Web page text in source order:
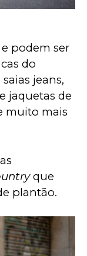
podem ser
do
jeans,
jaquetas de
muito mais
que
plantão.